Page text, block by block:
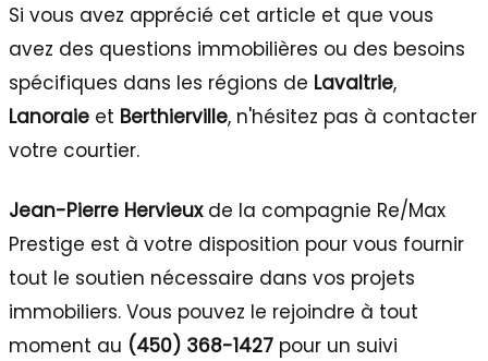
Si vous avez apprécié cet article et que vous
avez des questions immobilières ou des besoins
spécifiques dans les régions de Lavaltrie,
Lanoraie et Berthierville, n'hésitez pas à contacter
votre courtier.
Jean-Pierre Hervieuxde la compagnie Re/Max
Prestige est à votre disposition pour vous fournir
tout le soutien nécessaire dans vos projets
immobiliers. Vous pouvez le rejoindre à tout
moment au (450) 368-1427 pour un suivi